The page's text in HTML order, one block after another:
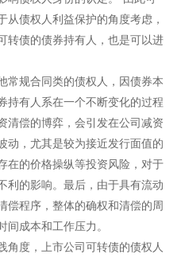
从债权人利益保护的角度考虑，
转债的债券持有人，也是可以进
常规合同类的债权人，因债券本
持有人系在一个不断变化的过程
清偿的博弈，会引发在公司减资
动，尤其是较为接近发行面值的
在的价格操纵等投资风险，对于
利的影响。最后，由于具有流动
偿程序，整体的确权和清偿的周
成本和工作压力。
角度，上市公司可转债的债权人